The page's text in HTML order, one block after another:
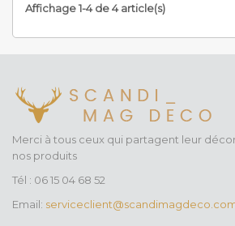
Affichage 1-4 de 4 article(s)
Merci à tous ceux qui partagent leur
nos produits
Tél : 06 15 04 68 52
Email: